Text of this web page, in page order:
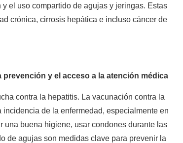
el uso compartido de agujas y jeringas. Estas
crónica, cirrosis hepática e incluso cáncer de
y el acceso a la atención médica
contra la hepatitis. La vacunación contra la
de la enfermedad, especialmente en
una buena higiene, usar condones durante las
de agujas son medidas clave para prevenir la